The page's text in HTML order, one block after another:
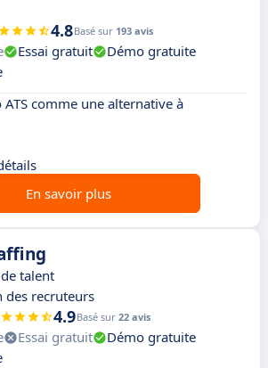
4.8Basé sur 193 avis
Essai gratuit
Démo gratuite
ATS comme une alternative à
En savoir plus
talent
des recruteurs
4.9Basé sur 22 avis
Essai gratuit
Démo gratuite